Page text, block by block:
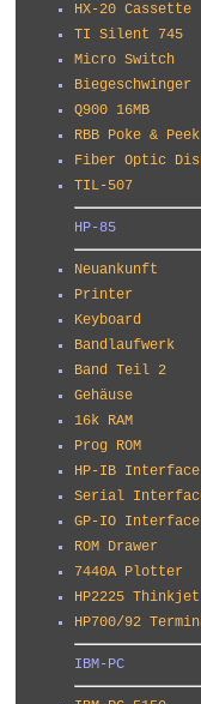
HX-20 Cassette
TI Silent 745
Micro Switch
Biegeschwinger
Q900 16MB
RBB Poke & Peek
Fiber Optic
TIL-507
HP-85
Neuankunft
Printer
Keyboard
Bandlaufwerk
Band Teil 2
Gehäuse
16k RAM
Prog ROM
HP-IB Interface
Serial
GP-IO Interface
ROM Drawer
7440A Plotter
HP2225 Thinkjet
HP700/92
IBM-PC